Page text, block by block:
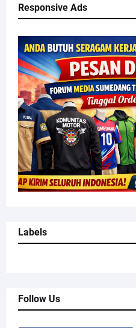
Responsive Ads
Labels
Follow Us